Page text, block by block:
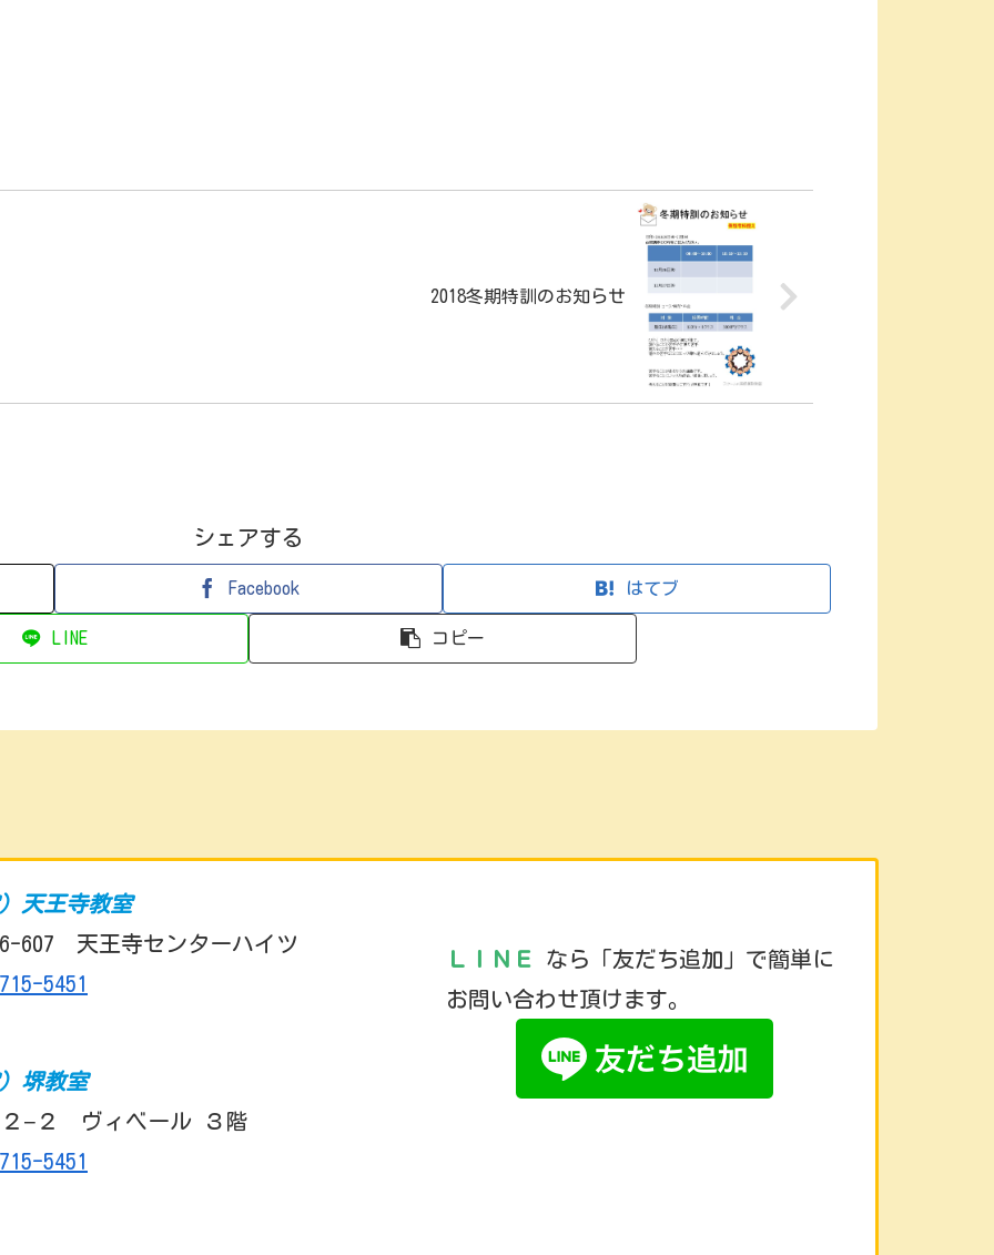
2018冬期特訓のお知らせ
シェアする
Facebook はてブ
LINE コピー
天王寺教室
607 天王寺センターハイツ
5451
堺教室
２−２ ヴィベール ３階
5451
ＬＩＮＥ
なら「友だち追加」で簡単に
お問い合わせ頂けます。